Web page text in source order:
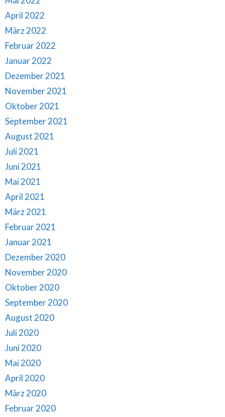
April 2022
März 2022
Februar 2022
Januar 2022
Dezember 2021
November 2021
Oktober 2021
September 2021
August 2021
Juli 2021
Juni 2021
Mai 2021
April 2021
März 2021
Februar 2021
Januar 2021
Dezember 2020
November 2020
Oktober 2020
September 2020
August 2020
Juli 2020
Juni 2020
Mai 2020
April 2020
März 2020
Februar 2020